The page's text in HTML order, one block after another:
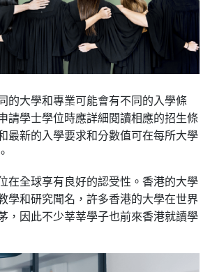
的大學和專業可能會有不同的入學條
請學士學位時應詳細閱讀相應的招生條
最新的入學要求和分數值可在每所大學
在全球享有良好的認受性。香港的大學
學和研究聞名，許多香港的大學在世界
，因此不少莘莘學子也前來香港就讀學